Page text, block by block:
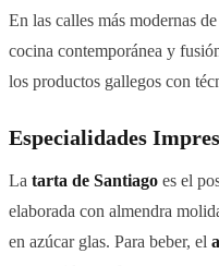
En las calles más modernas
cocina contemporánea y
los productos gallegos con
Especialidades
La tarta de Santiago es el
elaborada con almendra
en azúcar glas. Para beber, el